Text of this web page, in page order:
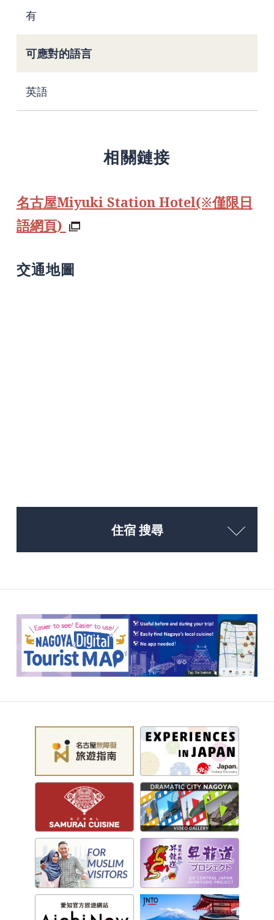
有
可應對的語言
英語
相關鏈接
名古屋Miyuki Station Hotel(※僅限日
語網頁)
交通地圖
住宿 搜尋